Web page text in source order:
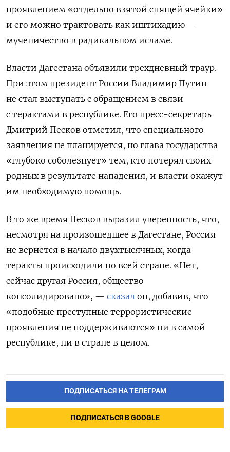
проявлением «отдельно взятой спящей ячейки»
и его можно трактовать как иштихадию —
мученичество в радикальном исламе.
Власти Дагестана объявили трехдневный траур.
При этом президент России Владимир Путин
не стал выступать с обращением в связи
с терактами в республике. Его пресс-секретарь
Дмитрий Песков отметил, что специального
заявления не планируется, но глава государства
«глубоко соболезнует» тем, кто потерял своих
родных в результате нападения, и власти окажут
им необходимую помощь.
В то же время Песков выразил уверенность, что,
несмотря на произошедшее в Дагестане, Россия
не вернется в начало двухтысячных, когда
теракты происходили по всей стране. «Нет,
сейчас другая Россия, общество
консолидировано», — сказал он, добавив, что
«подобные преступные террористические
проявления не поддерживаются» ни в самой
республике, ни в стране в целом.
ПОДПИСАТЬСЯ НА ТЕЛЕГРАМ
ПОДПИСАТЬСЯ В GOOGLE